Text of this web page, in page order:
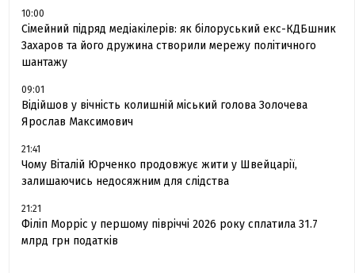
10:00
Сімейний підряд медіакілерів: як білоруський екс-КДБшник
Захаров та його дружина створили мережу політичного
шантажу
09:01
Відійшов у вічність колишній міський голова Золочева
Ярослав Максимович
21:41
Чому Віталій Юрченко продовжує жити у Швейцарії,
залишаючись недосяжним для слідства
21:21
Філіп Морріс у першому півріччі 2026 року сплатила 31.7
млрд грн податків